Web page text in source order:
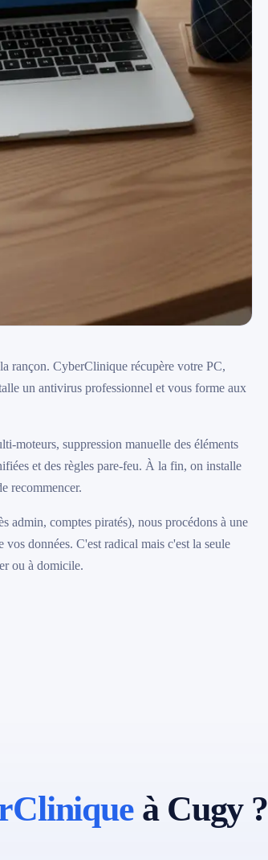
rançon. CyberClinique récupère votre PC,
un antivirus professionnel et vous forme aux
moteurs, suppression manuelle des éléments
et des règles pare-feu. À la fin, on installe
recommencer.
admin, comptes piratés), nous procédons à une
vos données. C'est radical mais c'est la seule
ou à domicile.
à Cugy ?